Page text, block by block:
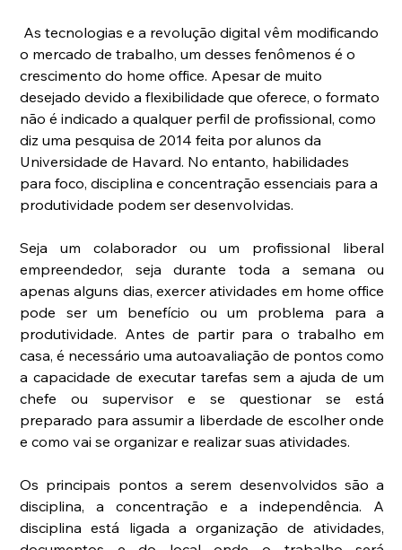
o mercado de trabalho, um desses fenômenos é o
crescimento do home office. Apesar de muito
desejado devido a flexibilidade que oferece, o formato
não é indicado a qualquer perfil de profissional, como
diz uma pesquisa de 2014 feita por alunos da
Universidade de Havard. No entanto, habilidades
para foco, disciplina e concentração essenciais para a
produtividade podem ser desenvolvidas.
Seja um colaborador ou um profissional liberal
empreendedor, seja durante toda a semana ou
apenas alguns dias, exercer atividades em home office
pode ser um benefício ou um problema para a
produtividade. Antes de partir para o trabalho em
casa, é necessário uma autoavaliação de pontos como
a capacidade de executar tarefas sem a ajuda de um
chefe ou supervisor e se questionar se está
preparado para assumir a liberdade de escolher onde
e como vai se organizar e realizar suas atividades.
Os principais pontos a serem desenvolvidos são a
disciplina, a concentração e a independência. A
disciplina está ligada a organização de atividades,